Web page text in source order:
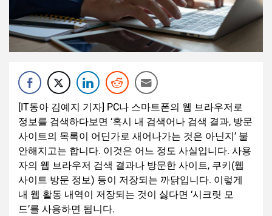
[IT동아 김예지 기자] PC나 스마트폰의 웹 브라우저로
정보를 검색하다보면 ‘혹시 내 검색어나 검색 결과, 방문
사이트의 목록이 어딘가로 새어나가는 것은 아닌지’ 불
안해지고는 합니다. 이것은 어느 정도 사실입니다. 사용
자의 웹 브라우저 검색 결과나 방문한 사이트, 쿠키(웹
사이트 방문 정보) 등이 저장되는 까닭입니다. 이렇게
내 웹 활동 내역이 저장되는 것이 싫다면 ‘시크릿 모
드’를 사용하면 됩니다.